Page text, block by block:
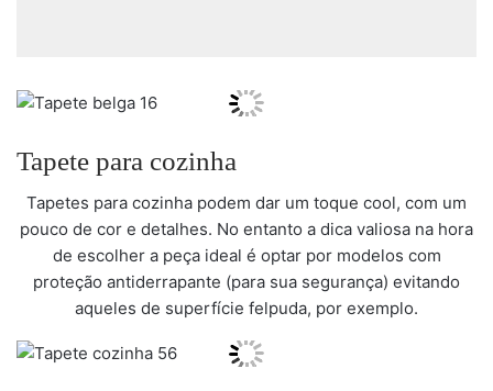
Tapete para cozinha
Tapetes para cozinha podem dar um toque cool, com um
pouco de cor e detalhes. No entanto a dica valiosa na hora
de escolher a peça ideal é optar por modelos com
proteção antiderrapante (para sua segurança) evitando
aqueles de superfície felpuda, por exemplo.